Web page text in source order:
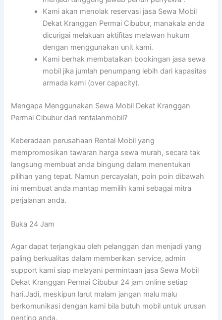
Kami akan menolak reservasi jasa Sewa Mobil
Dekat Kranggan Permai Cibubur, manakala anda
dicurigai melakuan aktifitas melawan hukum
dengan menggunakan unit kami.
Kami berhak membatalkan bookingan jasa sewa
mobil jika jumlah penumpang lebih dari kapasitas
armada kami (over capacity).
Mengapa Menggunakan Sewa Mobil Dekat Kranggan
Permai Cibubur dari rentalanmobil?
Keberadaan perusahaan Rental Mobil yang
mempromosikan tawaran harga sewa murah, secara tak
langsung membuat anda bingung dalam menentukan
pilihan yang tepat. Namun percayalah, poin poin dibawah
ini membuat anda mantap memilih kami sebagai mitra
perjalanan anda.
Buka 24 Jam
Agar dapat terjangkau oleh pelanggan dan menjadi yang
paling berkualitas dalam memberikan service, admin
support kami siap melayani permintaan jasa Sewa Mobil
Dekat Kranggan Permai Cibubur 24 jam online setiap
hari.Jadi, meskipun larut malam jangan malu malu
berkomunikasi dengan kami bila butuh mobil untuk urusan
penting anda.